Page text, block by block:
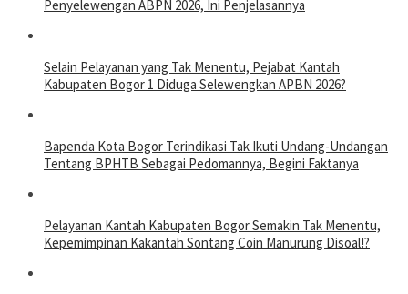
Penyelewengan ABPN 2026, Ini Penjelasannya
Selain Pelayanan yang Tak Menentu, Pejabat Kantah
Kabupaten Bogor 1 Diduga Selewengkan APBN 2026?
Bapenda Kota Bogor Terindikasi Tak Ikuti Undang-Undangan
Tentang BPHTB Sebagai Pedomannya, Begini Faktanya
Pelayanan Kantah Kabupaten Bogor Semakin Tak Menentu,
Kepemimpinan Kakantah Sontang Coin Manurung Disoal!?